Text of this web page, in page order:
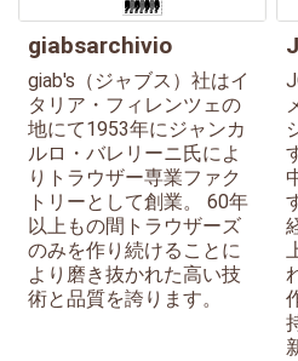
giabsarchivio
giab's（ジャブス）社はイ
タリア・フィレンツェの
地にて1953年にジャンカ
ルロ・バレリーニ氏によ
りトラウザー専業ファク
トリーとして創業。 60年
以上もの間トラウザーズ
のみを作り続けることに
より磨き抜かれた高い技
術と品質を誇ります。